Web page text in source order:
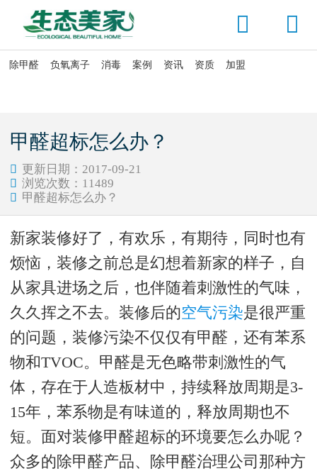


除甲醛 负氧离子 消毒 案例 资讯 资质 加盟
甲醛超标怎么办？
 更新日期：2017-09-21
 浏览次数： 11489
 甲醛超标怎么办？
新家装修好了，有欢乐，有期待，同时也有
烦恼，装修之前总是幻想着新家的样子，自
从家具进场之后，也伴随着刺激性的气味，
久久挥之不去。装修后的空气污染是很严重
的问题，装修污染不仅仅有甲醛，还有苯系
物和TVOC。甲醛是无色略带刺激性的气
体，存在于人造板材中，持续释放周期是3-
15年，苯系物是有味道的，释放周期也不
短。面对装修甲醛超标的环境要怎么办呢？
众多的除甲醛产品、除甲醛治理公司那种方